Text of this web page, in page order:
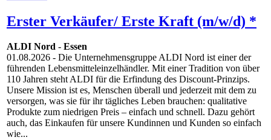
Erster Verkäufer/ Erste Kraft (m/w/d) *
ALDI Nord - Essen
01.08.2026 - Die Unternehmensgruppe ALDI Nord ist einer der
führenden Lebensmitteleinzelhändler. Mit einer Tradition von über
110 Jahren steht ALDI für die Erfindung des Discount-Prinzips.
Unsere Mission ist es, Menschen überall und jederzeit mit dem zu
versorgen, was sie für ihr tägliches Leben brauchen: qualitative
Produkte zum niedrigen Preis – einfach und schnell. Dazu gehört
auch, das Einkaufen für unsere Kundinnen und Kunden so einfach
wie...